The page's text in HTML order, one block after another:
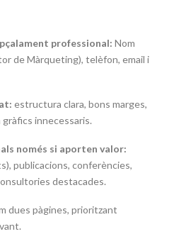
professional: Nom
de Màrqueting), telèfon, email i
estructura clara, bons marges,
innecessaris.
només si aporten valor:
publicacions, conferències,
destacades.
dues pàgines, prioritzant